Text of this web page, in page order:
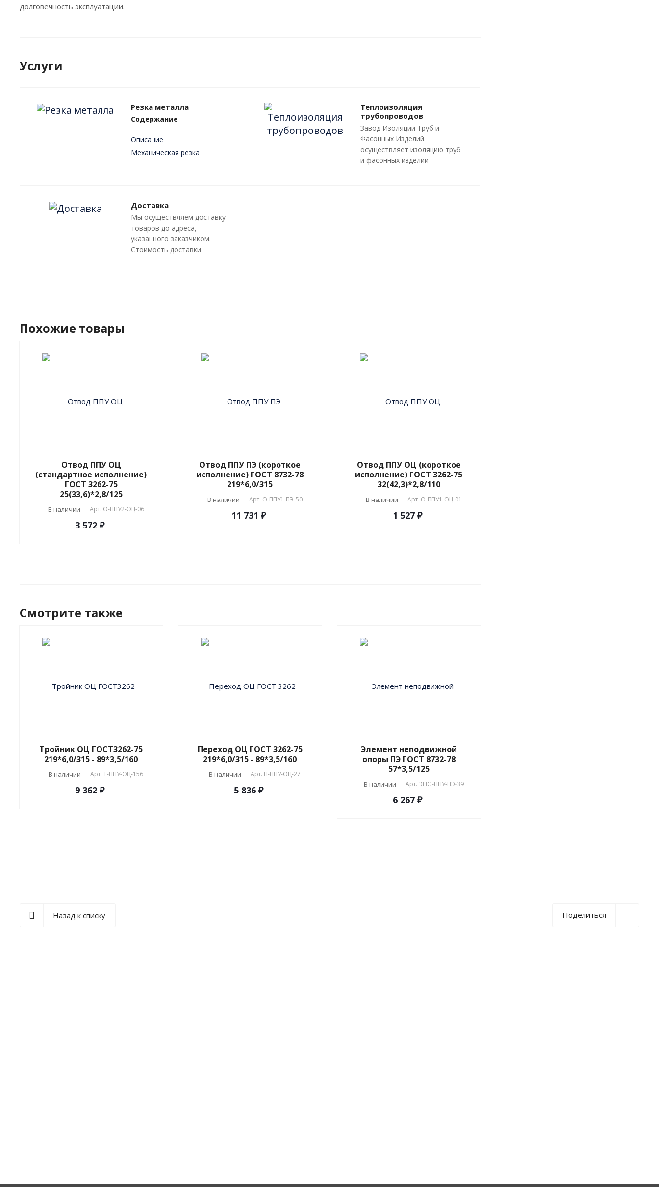
долговечность эксплуатации.
Услуги
Резка металла
Содержание
Описание
Механическая резка
Теплоизоляция
трубопроводов
Завод Изоляции Труб и
Фасонных Изделий
осуществляет изоляцию труб
и фасонных изделий
Доставка
Мы осуществляем доставку
товаров до адреса,
указанного заказчиком.
Стоимость доставки
Похожие товары
Отвод ППУ ОЦ
(стандартное исполнение)
ГОСТ 3262-75
25(33,6)*2,8/125
В наличии Арт. О-ППУ2-ОЦ-06
3 572 ₽
Отвод ППУ ПЭ (короткое
исполнение) ГОСТ 8732-78
219*6,0/315
В наличии Арт. О-ППУ1-ПЭ-50
11 731 ₽
Отвод ППУ ОЦ (короткое
исполнение) ГОСТ 3262-75
32(42,3)*2,8/110
В наличии Арт. О-ППУ1-ОЦ-01
1 527 ₽
Смотрите также
Тройник ОЦ ГОСТ3262-75
219*6,0/315 - 89*3,5/160
В наличии Арт.T-ППУ-ОЦ-156
9 362 ₽
Переход ОЦ ГОСТ 3262-75
219*6,0/315 - 89*3,5/160
В наличии Арт. П-ППУ-ОЦ-27
5 836 ₽
Элемент неподвижной
опоры ПЭ ГОСТ 8732-78
57*3,5/125
В наличии Арт. ЭНО-ППУ-ПЭ-39
6 267 ₽
Поделиться
Назад к списку